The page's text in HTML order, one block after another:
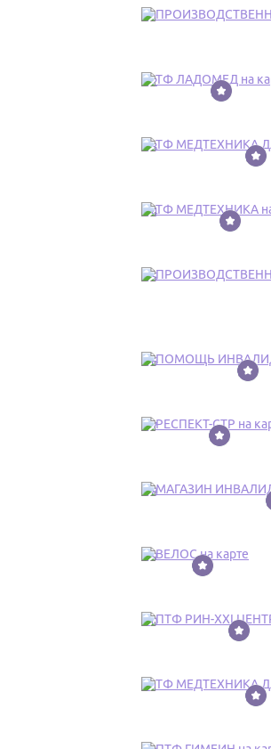
11
12
13
14
15
16
17
18
19
20
21